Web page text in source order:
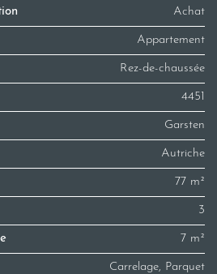
Achat
Appartement
Rez-de-chaussée
4451
Garsten
Autriche
77 m²
3
7 m²
Carrelage, Parquet